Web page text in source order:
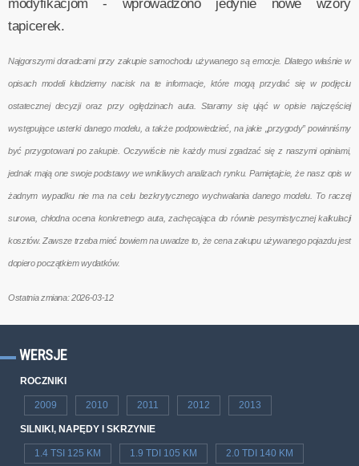
modyfikacjom - wprowadzono jedynie nowe wzory
tapicerek.
Najgorszymi doradcami przy zakupie samochodu używanego są emocje. Dlatego właśnie w
opisach modeli kładziemy nacisk na te informacje, które mogą przydać się w podjęciu
ostatecznej decyzji oraz przy oględzinach auta. Staramy się ująć w opisie najczęściej
występujące usterki danego modelu, a także podpowiedzieć, na jakie „przygody” powinniśmy
być przygotowani po zakupie. Oczywiście nie każdy musi zgadzać się z naszymi opiniami,
jednak mają one swoje podstawy we wnikliwych analizach rynku. Pamiętajcie, że nasz opis w
żadnym wypadku nie ma na celu bezkrytycznego wychwalania danego modelu. To raczej
surowa, chłodna ocena konkretnego auta, zachęcająca do równie pesymistycznej kalkulacji
kosztów. Zawsze trzeba mieć bowiem na uwadze to, że cena zakupu używanego pojazdu jest
dopiero początkiem wydatków.
Ostatnia zmiana: 2026-03-12
WERSJE
ROCZNIKI
2009 2010 2011 2012 2013
SILNIKI, NAPĘDY I SKRZYNIE
1.4 TSI 125 KM 1.9 TDI 105 KM 2.0 TDI 140 KM